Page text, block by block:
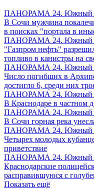
ПАНОРАМА 24. Южный
В Сочи мужчина
в поисках "портала в
ПАНОРАМА 24. Южный
"Газпром нефть"
топливо в канистры на
ПАНОРАМА 24. Южный
Число погибших в
достигло 6, среди них
ПАНОРАМА 24. Южный
В Краснодаре в частном
ПАНОРАМА 24. Южный
В Сочи горная река
ПАНОРАМА 24. Южный
Четырех молодых
приветствие
ПАНОРАМА 24. Южный
Краснодарские
расправившуюся с
Показать ещё